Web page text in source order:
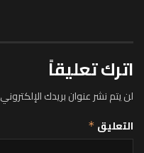
اترك تعليقاً
لن يتم نشر عنوان بريدك الإلكتروني.
التعليق*